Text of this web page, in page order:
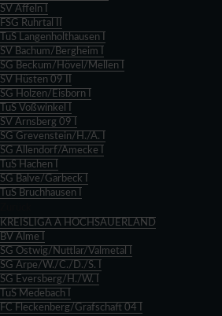
SV Affeln I
FSG Ruhrtal II
TuS Langenholthausen I
SV Bachum/Bergheim I
SG Beckum/Hövel/Mellen I
SV Hüsten 09 II
SG Holzen/Eisborn I
TuS Voßwinkel I
SV Arnsberg 09 I
SG Grevenstein/H./A. I
SG Allendorf/Amecke I
TuS Hachen I
SG Balve/Garbeck I
TuS Bruchhausen I
KREISLIGA A HOCHSAUERLAND
BV Alme I
SG Ostwig/Nuttlar/Valmetal I
SG Arpe/W./C./D./S. I
SG Eversberg/H./W. I
TuS Medebach I
FC Fleckenberg/Grafschaft 04 I